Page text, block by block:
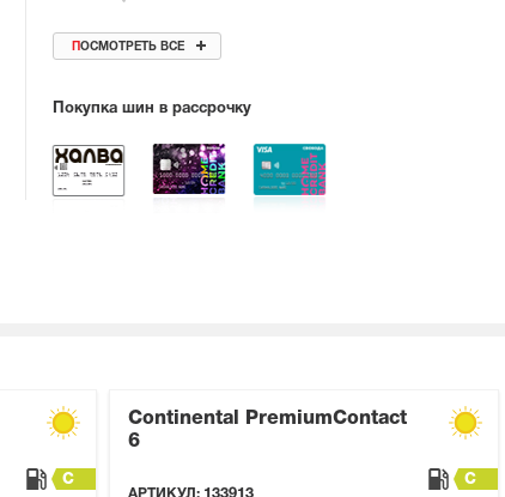
ПОСМОТРЕТЬ ВСЕ
Покупка шин в рассрочку
C
Continental PremiumContact
6
АРТИКУЛ:
C